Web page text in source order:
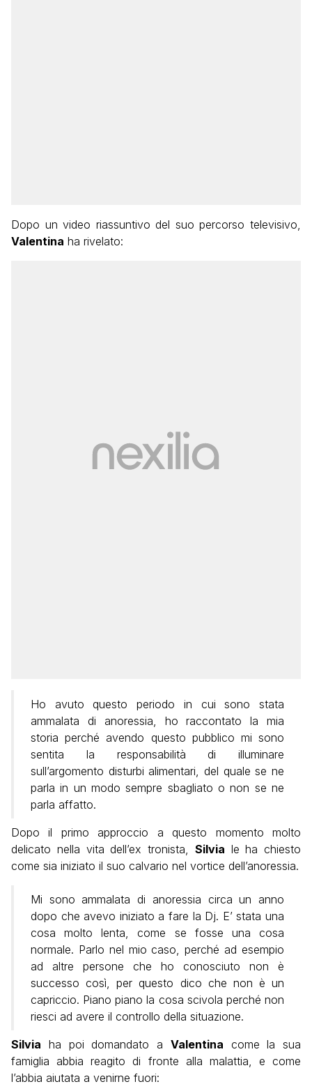
Dopo un video riassuntivo del suo percorso televisivo,
Valentina ha rivelato:
Ho avuto questo periodo in cui sono stata
ammalata di anoressia, ho raccontato la mia
storia perché avendo questo pubblico mi sono
sentita la responsabilità di illuminare
sull’argomento disturbi alimentari, del quale se ne
parla in un modo sempre sbagliato o non se ne
parla affatto.
Dopo il primo approccio a questo momento molto
delicato nella vita dell’ex tronista, Silvia le ha chiesto
come sia iniziato il suo calvario nel vortice dell’anoressia.
Mi sono ammalata di anoressia circa un anno
dopo che avevo iniziato a fare la Dj. E’ stata una
cosa molto lenta, come se fosse una cosa
normale. Parlo nel mio caso, perché ad esempio
ad altre persone che ho conosciuto non è
successo così, per questo dico che non è un
capriccio. Piano piano la cosa scivola perché non
riesci ad avere il controllo della situazione.
Silvia ha poi domandato a Valentina come la sua
famiglia abbia reagito di fronte alla malattia, e come
l’abbia aiutata a venirne fuori: